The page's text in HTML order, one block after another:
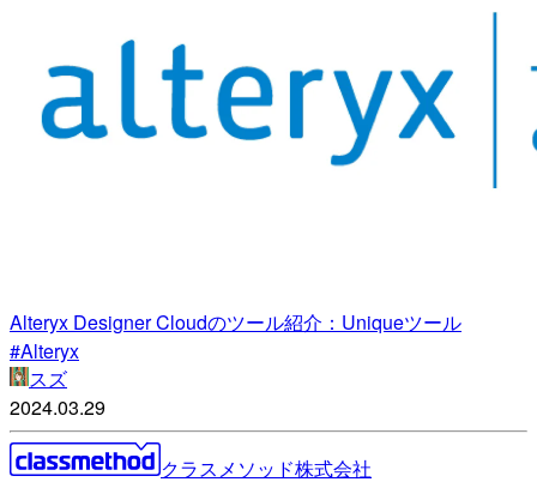
Alteryx Designer Cloudのツール紹介：Uniqueツール
#Alteryx
スズ
2024.03.29
クラスメソッド株式会社